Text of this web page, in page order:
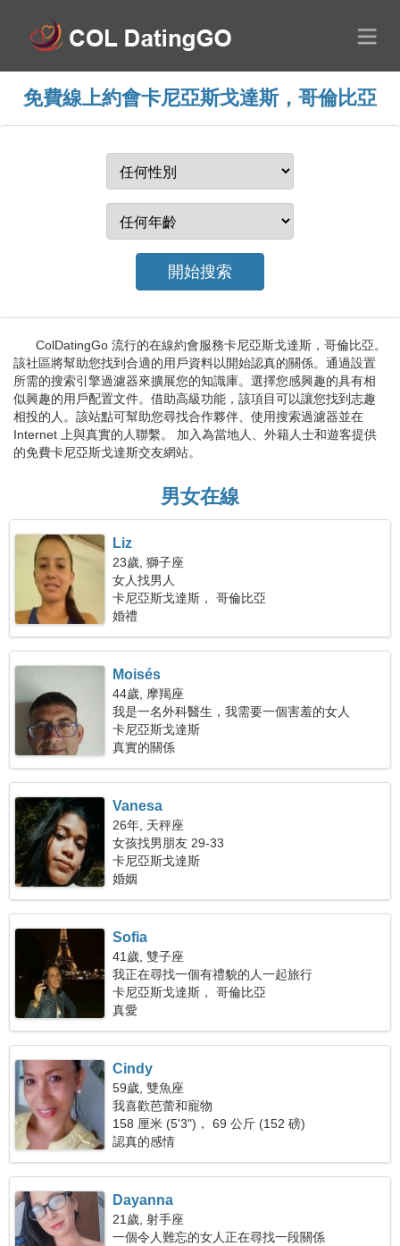
免費線上約會卡尼亞斯戈達斯，哥倫比亞
ColDatingGo 流行的在線約會服務卡尼亞斯戈達斯，哥倫比亞。
該社區將幫助您找到合適的用戶資料以開始認真的關係。通過設置
所需的搜索引擎過濾器來擴展您的知識庫。選擇您感興趣的具有相
似興趣的用戶配置文件。借助高級功能，該項目可以讓您找到志趣
相投的人。該站點可幫助您尋找合作夥伴、使用搜索過濾器並在
Internet 上與真實的人聯繫。 加入為當地人、外籍人士和遊客提供
的免費卡尼亞斯戈達斯交友網站。
男女在線
Liz
23歲, 獅子座
女人找男人
卡尼亞斯戈達斯， 哥倫比亞
婚禮
Moisés
44歲, 摩羯座
我是一名外科醫生，我需要一個害羞的女人
卡尼亞斯戈達斯
真實的關係
Vanesa
26年, 天秤座
女孩找男朋友 29-33
卡尼亞斯戈達斯
婚姻
Sofia
41歲, 雙子座
我正在尋找一個有禮貌的人一起旅行
卡尼亞斯戈達斯， 哥倫比亞
真愛
Cindy
59歲, 雙魚座
我喜歡芭蕾和寵物
158 厘米 (5'3")， 69 公斤 (152 磅)
認真的感情
Dayanna
21歲, 射手座
一個令人難忘的女人正在尋找一段關係